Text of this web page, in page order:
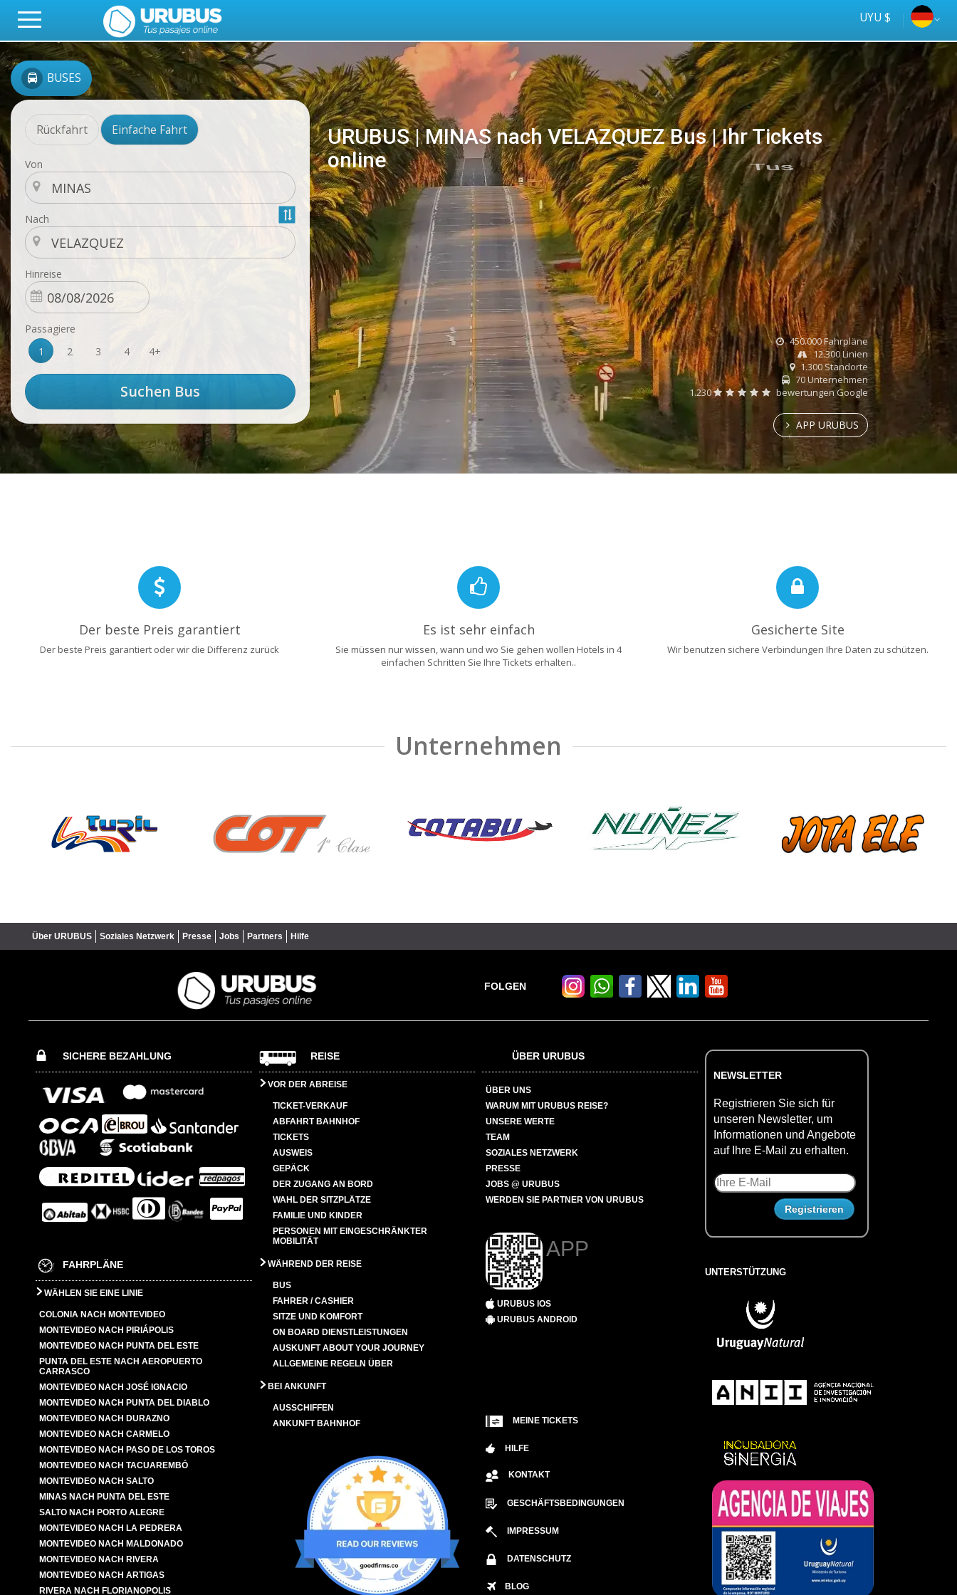
UYU $
BUSES
Rückfahrt Einfache Fahrt
Von
Nach
Hinreise
Passagiere
1
2 3 4 4+
URUBUS | MINAS nach VELAZQUEZ Bus | Ihr Tickets
online
online
Tus
ómnibus
450.000 Fahrpläne
12.300 Linien
1.300 Standorte
70 Unternehmen
1.230
bewertungen Google
APP URUBUS
Der beste Preis garantiert
Der beste Preis garantiert oder wir die Differenz zurück
Es ist sehr einfach
Sie müssen nur wissen, wann und wo Sie gehen wollen Hotels in 4
einfachen Schritten Sie Ihre Tickets erhalten..
Gesicherte Site
Wir benutzen sichere Verbindungen Ihre Daten zu schützen.
Unternehmen
Über URUBUS Soziales Netzwerk Presse Jobs Partners Hilfe
FOLGEN
SICHERE BEZAHLUNG
FAHRPLÄNE
WÄHLEN SIE EINE LINIE
COLONIA NACH MONTEVIDEO
MONTEVIDEO NACH PIRIÁPOLIS
MONTEVIDEO NACH PUNTA DEL ESTE
PUNTA DEL ESTE NACH AEROPUERTO
CARRASCO
MONTEVIDEO NACH JOSÉ IGNACIO
MONTEVIDEO NACH PUNTA DEL DIABLO
MONTEVIDEO NACH DURAZNO
MONTEVIDEO NACH CARMELO
MONTEVIDEO NACH PASO DE LOS TOROS
MONTEVIDEO NACH TACUAREMBÓ
MONTEVIDEO NACH SALTO
MINAS NACH PUNTA DEL ESTE
SALTO NACH PORTO ALEGRE
MONTEVIDEO NACH LA PEDRERA
MONTEVIDEO NACH MALDONADO
MONTEVIDEO NACH RIVERA
MONTEVIDEO NACH ARTIGAS
RIVERA NACH FLORIANOPOLIS
REISE
VOR DER ABREISE
TICKET-VERKAUF
ABFAHRT BAHNHOF
TICKETS
AUSWEIS
GEPÄCK
DER ZUGANG AN BORD
WAHL DER SITZPLÄTZE
FAMILIE UND KINDER
PERSONEN MIT EINGESCHRÄNKTER
MOBILITÄT
WÄHREND DER REISE
BUS
FAHRER / CASHIER
SITZE UND KOMFORT
ON BOARD DIENSTLEISTUNGEN
AUSKUNFT ABOUT YOUR JOURNEY
ALLGEMEINE REGELN ÜBER
BEI ANKUNFT
AUSSCHIFFEN
ANKUNFT BAHNHOF
ÜBER URUBUS
ÜBER UNS
WARUM MIT URUBUS REISE?
UNSERE WERTE
TEAM
SOZIALES NETZWERK
PRESSE
JOBS @ URUBUS
WERDEN SIE PARTNER VON URUBUS
APP
URUBUS IOS
URUBUS ANDROID
MEINE TICKETS
HILFE
KONTAKT
GESCHÄFTSBEDINGUNGEN
IMPRESSUM
DATENSCHUTZ
BLOG
NEWSLETTER
Registrieren Sie sich für
unseren Newsletter, um
Informationen und Angebote
auf Ihre E-Mail zu erhalten.
UNTERSTÜTZUNG